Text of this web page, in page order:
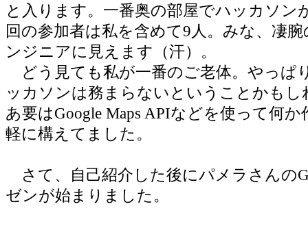
と入ります。一番奥の部屋でハッカソン
回の参加者は私を含めて9人。みな、凄
ンジニアに見えます（汗）。
どう見ても私が一番のご老体。やっぱ
ッカソンは務まらないということかも
あ要はGoogle Maps APIなどを使って何
軽に構えてました。
さて、自己紹介した後にパメラさんの
ゼンが始まりました。